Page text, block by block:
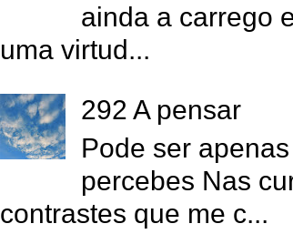
ainda a carrego
uma virtud...
292 A pensar
Pode ser
percebes Nas
contrastes que me c...